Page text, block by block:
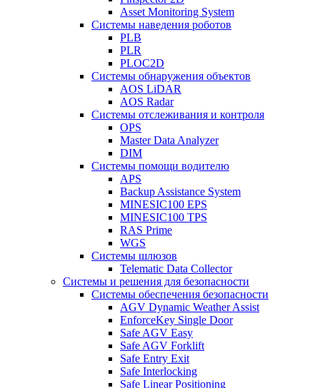
Asset Monitoring System
Системы наведения роботов
PLB
PLR
PLOC2D
Системы обнаружения объектов
AOS LiDAR
AOS Radar
Системы отслеживания и контроля
OPS
Master Data Analyzer
DIM
Системы помощи водителю
APS
Backup Assistance System
MINESIC100 EPS
MINESIC100 TPS
RAS Prime
WGS
Системы шлюзов
Telematic Data Collector
Системы и решения для безопасности
Системы обеспечения безопасности
AGV Dynamic Weather Assist
EnforceKey Single Door
Safe AGV Easy
Safe AGV Forklift
Safe Entry Exit
Safe Interlocking
Safe Linear Positioning